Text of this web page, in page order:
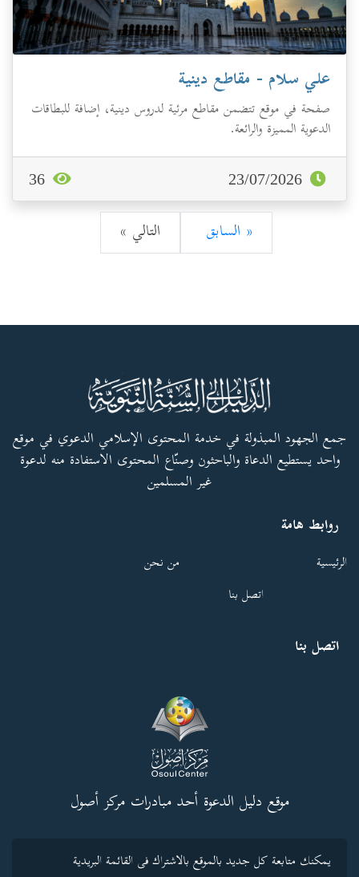
علي سلام - مقاطع دينية
صفحة في موقع تتضمن مقاطع مرئية لدروس دينية، إضافة للبطاقات
الدعوية المميزة والرائعة.
« السابق التالي »
جمع الجهود المبذولة في خدمة المحتوى الإسلامي الدعوي في موقع
واحد يستطيع الدعاة والباحثون وصنّاع المحتوى الاستفادة منه لدعوة
غير المسلمين
روابط هامة
الرئيسية
من نحن
اتصل بنا
اتصل بنا
موقع دليل الدعوة أحد مبادرات مركز أصول
يمكنك متابعة كل جديد بالموقع بالاشتراك فى القائمة البريدية